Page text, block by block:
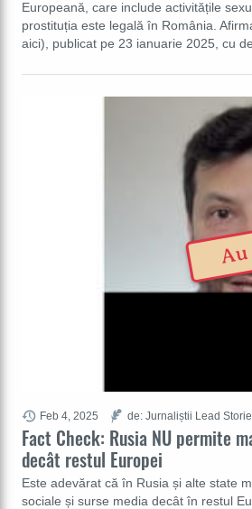
Europeană, care include activitățile
prostituția este legală în România.
aici), publicat pe 23 ianuarie 2025, cu
Fact Check: Rusia NU permite
decât restul Europei
Este adevărat că în Rusia și alte state
sociale și surse media decât în restul
Feb 4, 2025 de: Jurnaliștii Lead